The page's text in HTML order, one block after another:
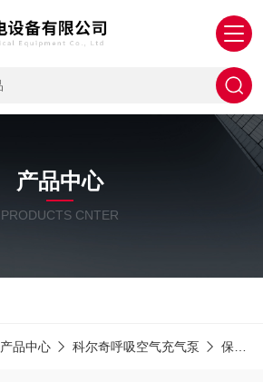
产品中心
PRODUCTS CNTER
产品中心 科尔奇呼吸空气充气泵 保养耗材